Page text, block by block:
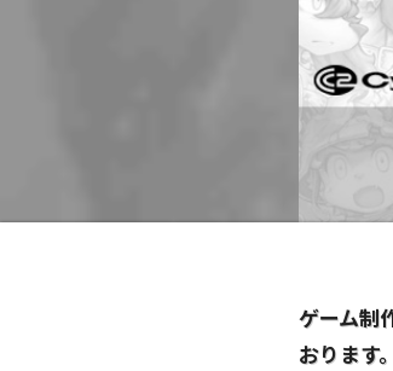
ゲーム制
おります。